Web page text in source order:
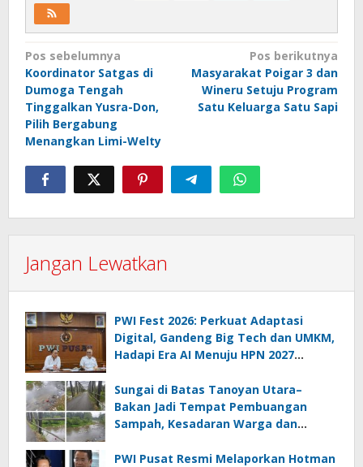
Navigasi
pos
Pos sebelumnya
Koordinator Satgas di
Dumoga Tengah
Tinggalkan Yusra-Don,
Pilih Bergabung
Menangkan Limi-Welty
Pos berikutnya
Masyarakat Poigar 3 dan
Wineru Setuju Program
Satu Keluarga Satu Sapi
Jangan Lewatkan
PWI Fest 2026: Perkuat Adaptasi
Digital, Gandeng Big Tech dan UMKM,
Hadapi Era AI Menuju HPN 2027
Sungai di Batas Tanoyan Utara–
Bakan Jadi Tempat Pembuangan
Sampah, Kesadaran Warga dan
PWI Pusat Resmi Melaporkan Hotman